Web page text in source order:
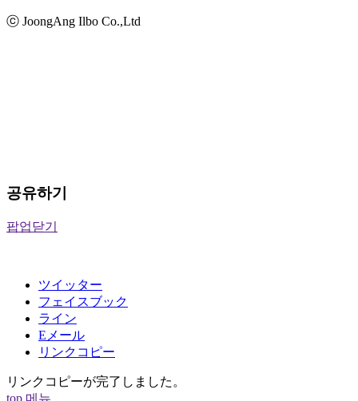
ⓒ JoongAng Ilbo Co.,Ltd
공유하기
팝업닫기
ツイッター
フェイスブック
ライン
Eメール
リンクコピー
リンクコピーが完了しました。
top 메뉴